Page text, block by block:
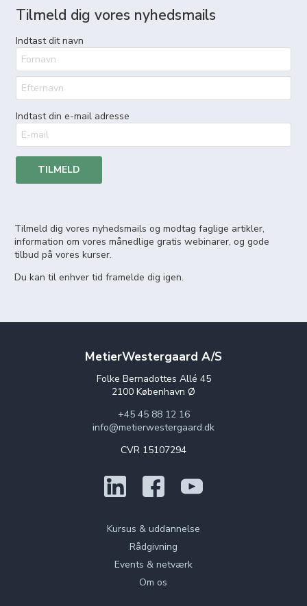
Tilmeld dig vores nyhedsmails
Indtast dit navn
Indtast din e-mail adresse
TILMELD
Tilmeld dig vores nyhedsmails og modtag faglige artikler,
information om vores månedlige gratis webinarer, og gode
tilbud på vores kurser.
Du kan til enhver tid framelde dig igen.
MetierWestergaard A/S
Folke Bernadottes Allé 45
2100 København Ø
+45 45 88 12 16
info@metierwestergaard.dk
CVR 15107294
Kursus & uddannelse
Rådgivning
Events & netværk
Om os